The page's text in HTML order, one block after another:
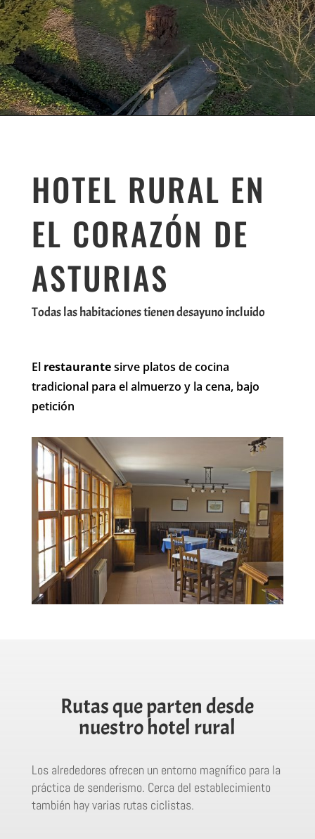
HOTEL RURAL EN
EL CORAZÓN DE
ASTURIAS
Todas las habitaciones tienen desayuno incluido
El restaurantesirve platos de cocina
tradicional para el almuerzo y la cena, bajo
petición
Rutas que parten desde
nuestro hotel rural
Los alrededores ofrecen un entorno magnífico para la
práctica de senderismo. Cerca del establecimiento
también hay varias rutas ciclistas.